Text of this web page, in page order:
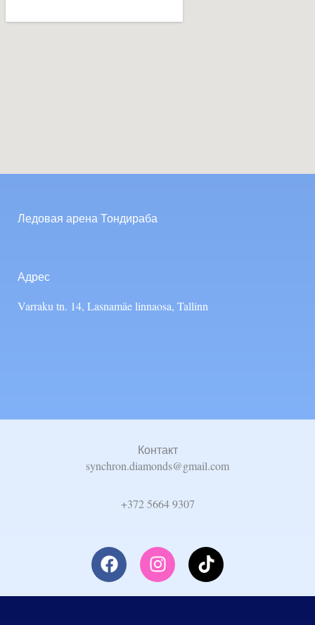
Ледовая арена Тондираба
Адрес
Varraku tn. 14, Lasnamäe linnaosa, Tallinn
Контакт
synchron.diamonds@gmail.com
+372 5664 9307
F
a
c
I
n
s
T
i
k